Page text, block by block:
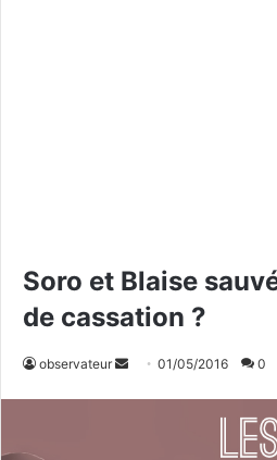
Soro et Blaise
de cassation ?
observateur 01/05/2016 0